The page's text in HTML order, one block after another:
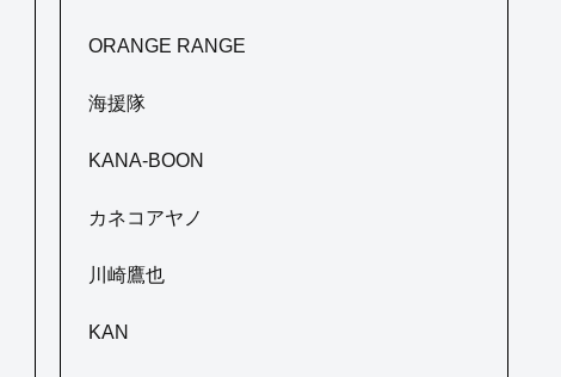
ORANGE RANGE
海援隊
KANA-BOON
カネコアヤノ
川崎鷹也
KAN